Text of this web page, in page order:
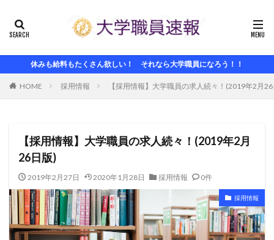
休みも給料もたくさん欲しい！ それなら大学職員になろう！！
HOME 採用情報 【採用情報】大学職員の求人続々！(2019年2月
【採用情報】大学職員の求人続々！(2019年2月
26日版)
2019年2月27日 2020年1月28日 採用情報 0件
採用情報